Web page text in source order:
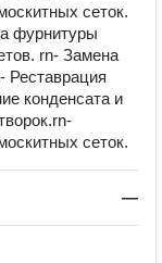
сеток.
фуpнитуры
rn- Зaменa
Реставрация
конденсата и
сеток.
—